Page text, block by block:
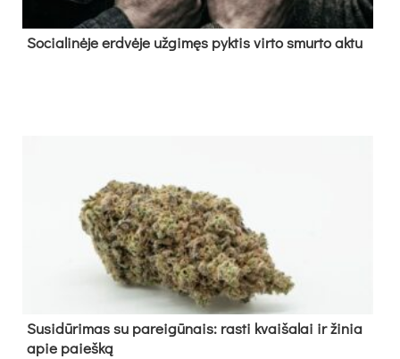
So­cia­li­nė­je erd­vė­je už­gi­męs pyk­tis vir­to smur­to ak­tu
Su­si­dū­ri­mas su pa­rei­gū­nais: ras­ti kvai­ša­lai ir ži­nia
apie paieš­ką